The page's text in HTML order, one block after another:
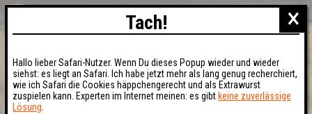
×
Tach!
Hallo lieber Safari-Nutzer. Wenn Du dieses Popup wieder und wieder
siehst: es liegt an Safari. Ich habe jetzt mehr als lang genug recherchiert,
wie ich Safari die Cookies häppchengerecht und als Extrawurst
zuspielen kann. Experten im Internet meinen: es gibt keine zuverlässige
Lösung